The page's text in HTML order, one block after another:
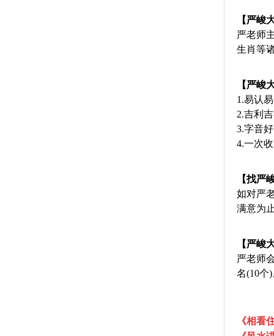
【严峻
严老师
生肖等
【严峻
1.易认
2.吉利
3.字音
4.一次
【找严
如对严
满意为
【严峻
严老师
名(10个
《相看